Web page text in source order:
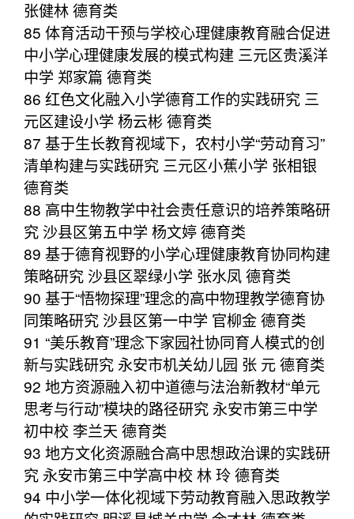
张健林 德育类
85 体育活动干预与学校心理健康教育融合促进
中小学心理健康发展的模式构建 三元区贵溪洋
中学 郑家篇 德育类
86 红色文化融入小学德育工作的实践研究 三
元区建设小学 杨云彬 德育类
87 基于生长教育视域下，农村小学“劳动育习”
清单构建与实践研究 三元区小蕉小学 张相银
德育类
88 高中生物教学中社会责任意识的培养策略研
究 沙县区第五中学 杨文婷 德育类
89 基于德育视野的小学心理健康教育协同构建
策略研究 沙县区翠绿小学 张水凤 德育类
90 基于“悟物探理”理念的高中物理教学德育协
同策略研究 沙县区第一中学 官柳金 德育类
91 “美乐教育”理念下家园社协同育人模式的创
新与实践研究 永安市机关幼儿园 张 元 德育类
92 地方资源融入初中道德与法治新教材“单元
思考与行动”模块的路径研究 永安市第三中学
初中校 李兰天 德育类
93 地方文化资源融合高中思想政治课的实践研
究 永安市第三中学高中校 林 玲 德育类
94 中小学一体化视域下劳动教育融入思政教学